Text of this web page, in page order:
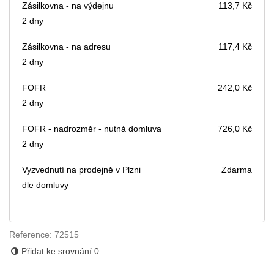
Zásilkovna - na výdejnu
113,7 Kč
2 dny
Zásilkovna - na adresu
117,4 Kč
2 dny
FOFR
242,0 Kč
2 dny
FOFR - nadrozměr - nutná domluva
726,0 Kč
2 dny
Vyzvednutí na prodejně v Plzni
Zdarma
dle domluvy
Reference: 72515
Přidat ke srovnání 0